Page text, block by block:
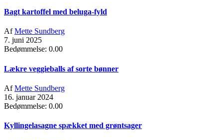
Bagt kartoffel med beluga-fyld
AfMette Sundberg
7. juni 2025
Bedømmelse: 0.00
Lækre veggieballs af sorte bønner
AfMette Sundberg
16. januar 2024
Bedømmelse: 0.00
Kyllingelasagne spækket med grøntsager